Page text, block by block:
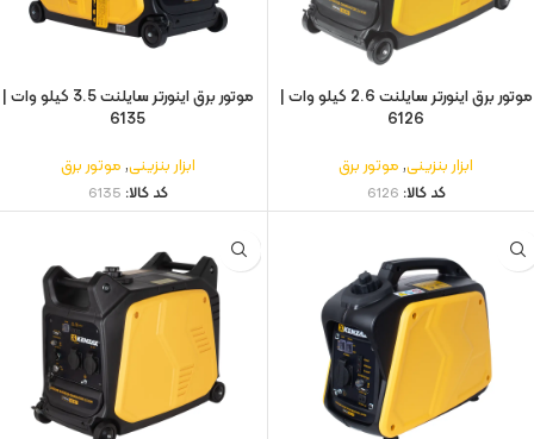
موتور برق اینورتر سایلنت 2.6 کیلو وات |
6126
ابزار بنزینی,موتور برق
کد کالا: 6126
موتور برق اینورتر سایلنت 3.5 کیلو وات |
6135
ابزار بنزینی,موتور برق
کد کالا: 6135